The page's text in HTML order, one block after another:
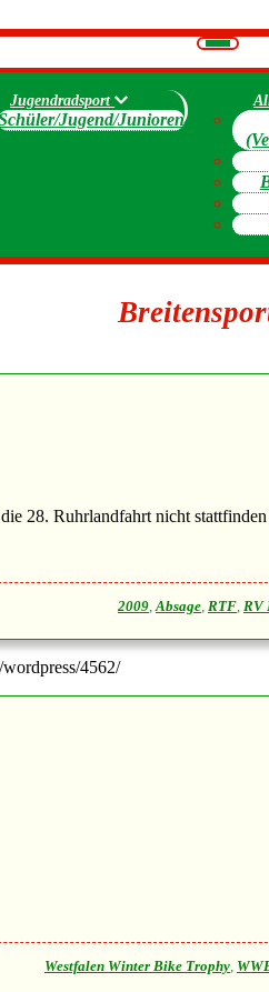
Jugendradsport
Jugend/Junioren
28. Ruhrlandfahrt nicht
2009,Absage, RTF, RV
4562/
Westfalen Winter Bike Trophy,